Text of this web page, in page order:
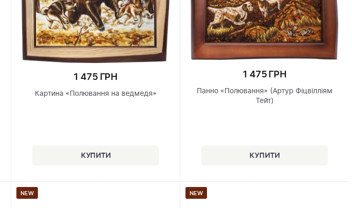
1 475 ГРН
Картина «Полювання на ведмедя»
1 475 ГРН
Панно «Полювання» (Артур Фіцвілліям
Тейт)
NEW NEW